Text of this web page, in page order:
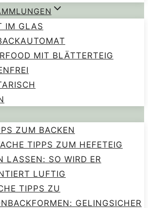
IM GLAS
MIT BLÄTTERTEIG
ZUM BACKEN
TIPPS ZUM HEFETEIG
LASSEN: SO WIRD ER
LUFTIG
TIPPS ZU
GELINGSICHER